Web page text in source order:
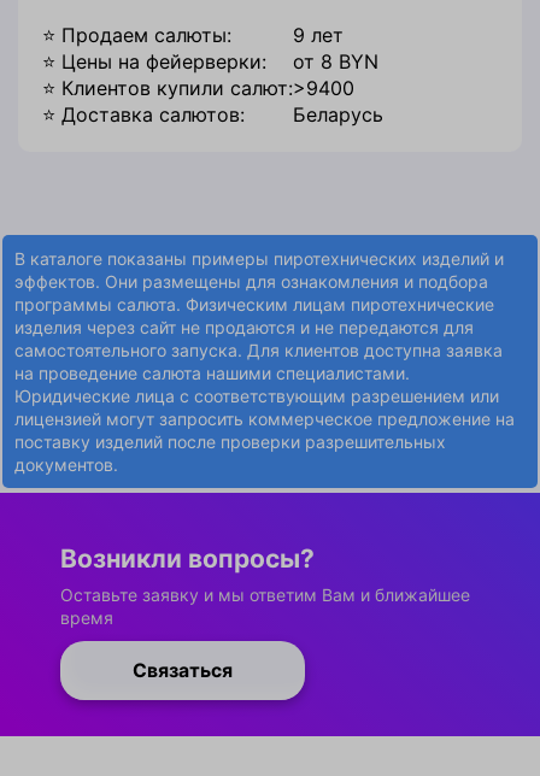
⭐ Продаем салюты:
9 лет
⭐ Цены на фейерверки:
от 8 BYN
⭐ Клиентов купили салют:>9400
⭐ Доставка салютов:
Беларусь
В каталоге показаны примеры пиротехнических изделий и
эффектов. Они размещены для ознакомления и подбора
программы салюта. Физическим лицам пиротехнические
изделия через сайт не продаются и не передаются для
самостоятельного запуска. Для клиентов доступна заявка
на проведение салюта нашими специалистами.
Юридические лица с соответствующим разрешением или
лицензией могут запросить коммерческое предложение на
поставку изделий после проверки разрешительных
документов.
Возникли вопросы?
Оставьте заявку и мы ответим Вам и ближайшее
время
Связаться